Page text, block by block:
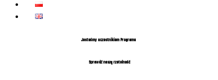
Jesteśmy uczestnikiem Programu
Sprawdź naszą rzetelność